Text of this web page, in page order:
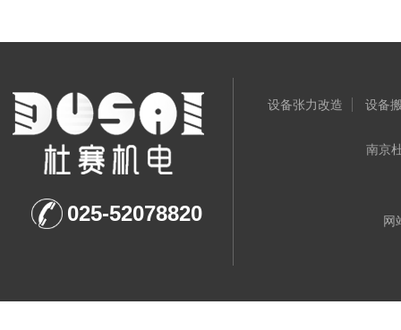
025-52078820
设备张力改造 设备
南京
网